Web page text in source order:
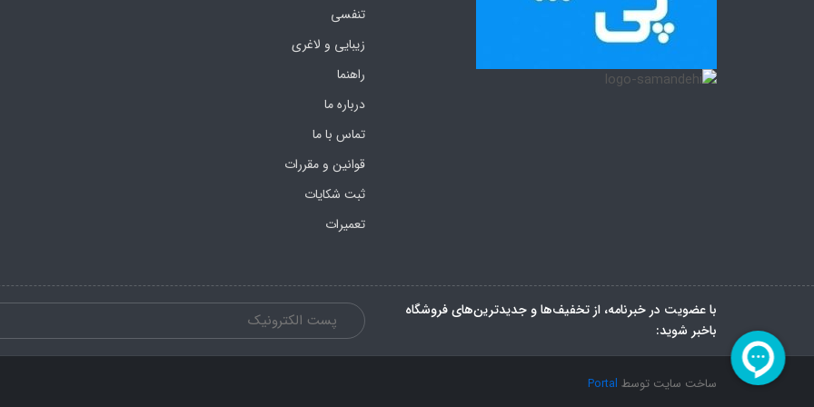
تنفسی
زیبایی و لاغری
راهنما
درباره ما
تماس با ما
قوانین و مقررات
ثبت شکایات
تعمیرات
با عضویت در خبرنامه، از تخفیف‌ها و جدیدترین‌های فروشگاه
باخبر شوید:
ساخت سایت توسط Portal